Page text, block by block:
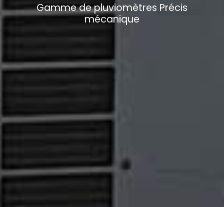
Gamme de pluviomètres Précis
mécanique